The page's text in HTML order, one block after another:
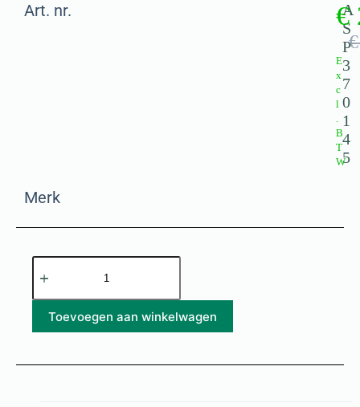
Art. nr.
A
S
P
3
7
0
1
4
5
€
€
E
x
c
l
.
B
T
W
Merk
Toevoegen aan winkelwagen